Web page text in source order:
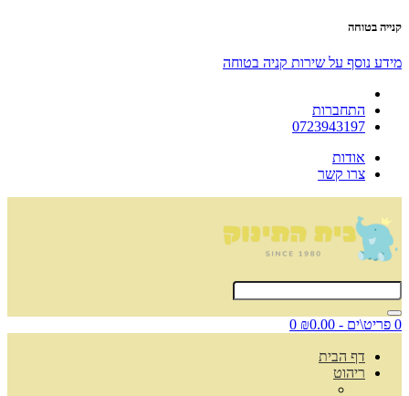
קנייה בטוחה
מידע נוסף על שירות קניה בטוחה
התחברות
0723943197
אודות
צרו קשר
0 פריט\ים - ₪0.00 0
דף הבית
ריהוט